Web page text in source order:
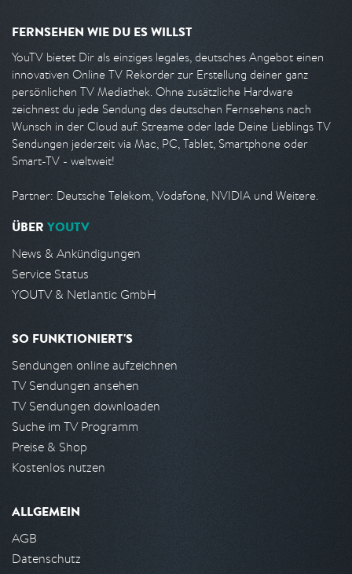
FERNSEHEN WIE DU ES WILLST
YouTV bietet Dir als einziges legales, deutsches Angebot einen
innovativen Online TV Rekorder zur Erstellung deiner ganz
persönlichen TV Mediathek. Ohne zusätzliche Hardware
zeichnest du jede Sendung des deutschen Fernsehens nach
Wunsch in der Cloud auf. Streame oder lade Deine Lieblings TV
Sendungen jederzeit via Mac, PC, Tablet, Smartphone oder
Smart-TV - weltweit!
Partner: Deutsche Telekom, Vodafone, NVIDIA und Weitere.
ÜBER YOUTV
News & Ankündigungen
Service Status
YOUTV & Netlantic GmbH
SO FUNKTIONIERT'S
Sendungen online aufzeichnen
TV Sendungen ansehen
TV Sendungen downloaden
Suche im TV Programm
Preise & Shop
Kostenlos nutzen
ALLGEMEIN
AGB
Datenschutz